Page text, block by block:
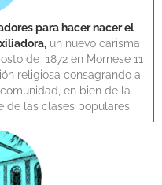
para hacer nacer el
un nuevo carisma
de 1872 en Mornese 11
religiosa consagrando a
en bien de la
de las clases populares.